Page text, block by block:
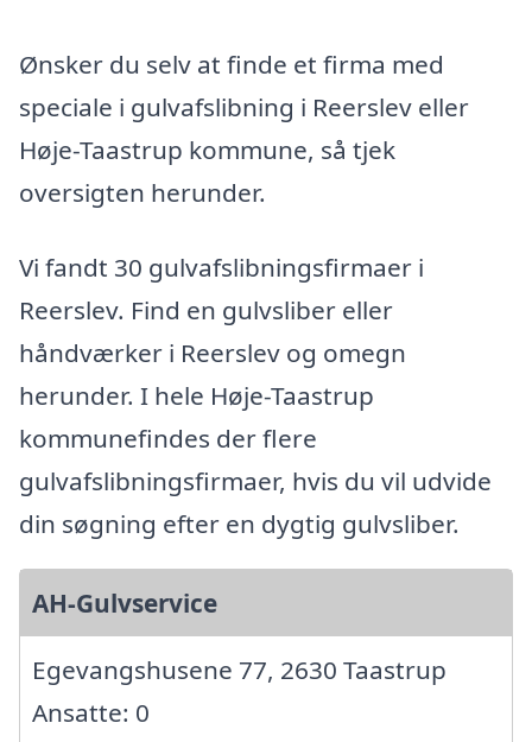
Ønsker du selv at finde et firma med
speciale i gulvafslibning i Reerslev eller
Høje-Taastrup kommune, så tjek
oversigten herunder.
Vi fandt 30 gulvafslibningsfirmaer i
Reerslev. Find en gulvsliber eller
håndværker i Reerslev og omegn
herunder. I hele Høje-Taastrup
kommunefindes der flere
gulvafslibningsfirmaer, hvis du vil udvide
din søgning efter en dygtig gulvsliber.
AH-Gulvservice
Egevangshusene 77, 2630 Taastrup
Ansatte: 0